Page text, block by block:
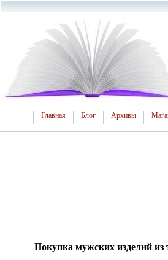
Главная Блог Архивы
Покупка мужских изделий из